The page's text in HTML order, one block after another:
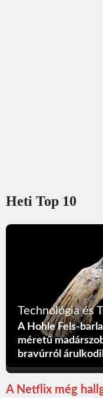
Heti Top 10
Technológia és
A Hohle Fels-
méretű
bravúrról
A Netflix még